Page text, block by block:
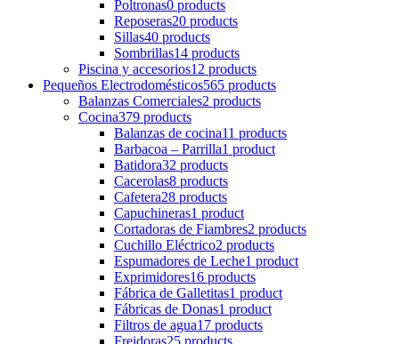
Poltronas0 products
Reposeras20 products
Sillas40 products
Sombrillas14 products
Piscina y accesorios12 products
Pequeños Electrodomésticos565 products
Balanzas Comerciales2 products
Cocina379 products
Balanzas de cocina11 products
Barbacoa – Parrilla1 product
Batidora32 products
Cacerolas8 products
Cafetera28 products
Capuchineras1 product
Cortadoras de Fiambres2 products
Cuchillo Eléctrico2 products
Espumadores de Leche1 product
Exprimidores16 products
Fábrica de Galletitas1 product
Fábricas de Donas1 product
Filtros de agua17 products
Freidoras25 products